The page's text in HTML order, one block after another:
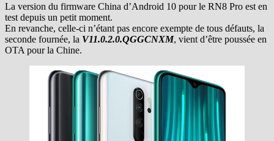
La version du firmware China d’Android 10 pour le RN8 Pro est en
test depuis un petit moment.
En revanche, celle-ci n’étant pas encore exempte de tous défauts, la
seconde fournée, la V11.0.2.0.QGGCNXM, vient d’être poussée en
OTA pour la Chine.